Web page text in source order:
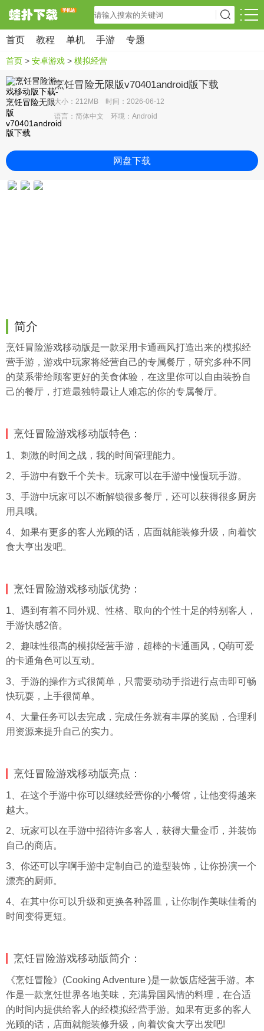
首页 教程 单机 手游 专题
首页 > 安卓游戏 > 模拟经营
烹饪冒险无限版v70401android版下载
大小：212MB 时间：2026-06-12
语言：简体中文 环境：Android
网盘下载
简介
烹饪冒险游戏移动版是一款采用卡通画风打造出来的模拟经
营手游，游戏中玩家将经营自己的专属餐厅，研究多种不同
的菜系带给顾客更好的美食体验，在这里你可以自由装扮自
己的餐厅，打造最独特最让人难忘的你的专属餐厅。
烹饪冒险游戏移动版特色：
1、刺激的时间之战，我的时间管理能力。
2、手游中有数千个关卡。玩家可以在手游中慢慢玩手游。
3、手游中玩家可以不断解锁很多餐厅，还可以获得很多厨房
用具哦。
4、如果有更多的客人光顾的话，店面就能装修升级，向着饮
食大亨出发吧。
烹饪冒险游戏移动版优势：
1、遇到有着不同外观、性格、取向的个性十足的特别客人，
手游快感2倍。
2、趣味性很高的模拟经营手游，超棒的卡通画风，Q萌可爱
的卡通角色可以互动。
3、手游的操作方式很简单，只需要动动手指进行点击即可畅
快玩耍，上手很简单。
4、大量任务可以去完成，完成任务就有丰厚的奖励，合理利
用资源来提升自己的实力。
烹饪冒险游戏移动版亮点：
1、在这个手游中你可以继续经营你的小餐馆，让他变得越来
越大。
2、玩家可以在手游中招待许多客人，获得大量金币，并装饰
自己的商店。
3、你还可以字啊手游中定制自己的造型装饰，让你扮演一个
漂亮的厨师。
4、在其中你可以升级和更换各种器皿，让你制作美味佳肴的
时间变得更短。
烹饪冒险游戏移动版简介：
《烹饪冒险》(Cooking Adventure )是一款饭店经营手游。本
作是一款烹饪世界各地美味，充满异国风情的料理，在合适
的时间内提供给客人的经模拟经营手游。如果有更多的客人
光顾的话，店面就能装修升级，向着饮食大亨出发吧!